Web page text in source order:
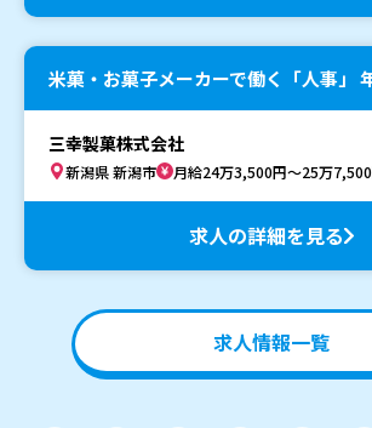
米菓・お菓子メーカーで働く「人事」
三幸製菓株式会社
新潟県 新潟市 月給24万3,500円～25万
求人の詳細を見る
求人情報一覧